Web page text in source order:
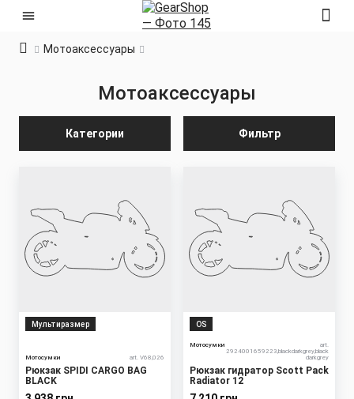
Мотоаксессуары
Мотоаксессуары
Мультиразмер
Мотосумки art. V68,026
Рюкзак SPIDI CARGO BAG
BLACK
OS
Мотосумки
art.
2924001659223,blackdarkgrey,black
darkgrey
Рюкзак гидратор Scott Pack
Radiator 12
Категории Фильтр